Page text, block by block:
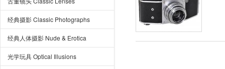
经典摄影 Classic Photographs
经典人体摄影 Nude & Erotica
光学玩具 Optical Illusions